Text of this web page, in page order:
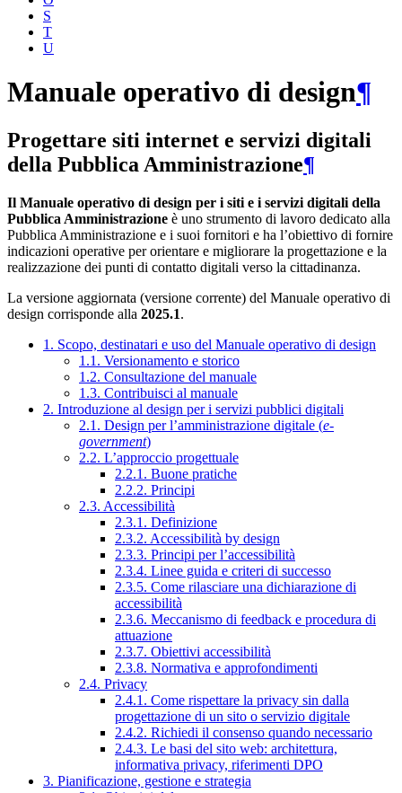
S
T
U
Manuale operativo di design¶
Progettare siti internet e servizi digitali
della Pubblica Amministrazione¶
Il Manuale operativo di design per i siti e i servizi digitali della
Pubblica Amministrazione è uno strumento di lavoro dedicato alla
Pubblica Amministrazione e i suoi fornitori e ha l’obiettivo di fornire
indicazioni operative per orientare e migliorare la progettazione e la
realizzazione dei punti di contatto digitali verso la cittadinanza.
La versione aggiornata (versione corrente) del Manuale operativo di
design corrisponde alla 2025.1.
1. Scopo, destinatari e uso del Manuale operativo di design
1.1. Versionamento e storico
1.2. Consultazione del manuale
1.3. Contribuisci al manuale
2. Introduzione al design per i servizi pubblici digitali
2.1. Design per l’amministrazione digitale (e-
government)
2.2. L’approccio progettuale
2.2.1. Buone pratiche
2.2.2. Principi
2.3. Accessibilità
2.3.1. Definizione
2.3.2. Accessibilità by design
2.3.3. Principi per l’accessibilità
2.3.4. Linee guida e criteri di successo
2.3.5. Come rilasciare una dichiarazione di
accessibilità
2.3.6. Meccanismo di feedback e procedura di
attuazione
2.3.7. Obiettivi accessibilità
2.3.8. Normativa e approfondimenti
2.4. Privacy
2.4.1. Come rispettare la privacy sin dalla
progettazione di un sito o servizio digitale
2.4.2. Richiedi il consenso quando necessario
2.4.3. Le basi del sito web: architettura,
informativa privacy, riferimenti DPO
3. Pianificazione, gestione e strategia